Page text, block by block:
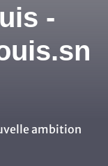
-
ambition